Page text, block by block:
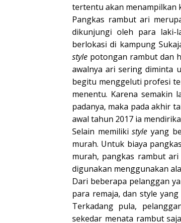
tertentu akan menampilkan
Pangkas rambut ari
dikunjungi oleh para laki-
berlokasi di kampung
style potongan rambut dan
awalnya ari sering diminta
begitu menggeluti profesi
menentu. Karena semakin
padanya, maka pada akhir
awal tahun 2017 ia
Selain memilikistyle yang
murah. Untuk biaya
murah, pangkas rambut
digunakan menggunakan
Dari beberapa pelanggan
para remaja, dan style
Terkadang pula,
sekedar menata rambut